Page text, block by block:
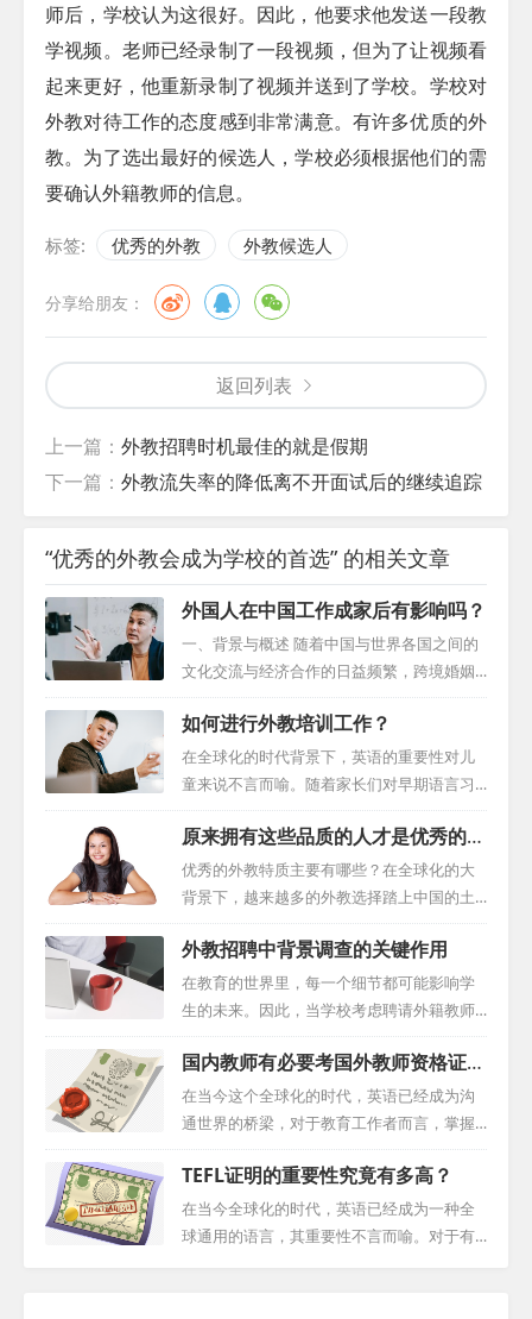
师后，学校认为这很好。因此，他要求他发送一段教
学视频。老师已经录制了一段视频，但为了让视频看
起来更好，他重新录制了视频并送到了学校。学校对
外教对待工作的态度感到非常满意。有许多优质的外
教。为了选出最好的候选人，学校必须根据他们的需
要确认外籍教师的信息。
标签: 优秀的外教 外教候选人
分享给朋友：
返回列表
上一篇： 外教招聘时机最佳的就是假期
下一篇： 外教流失率的降低离不开面试后的继续追踪
“优秀的外教会成为学校的首选” 的相关文章
外国人在中国工作成家后有影响吗？
一、背景与概述 随着中国与世界各国之间的
文化交流与经济合作的日益频繁，跨境婚姻
的数量也在持续增长。许多外外国人在中国
求职，以实现个人价值或支持家庭。因此，
了解外国人配偶在中国的工作机会及其相关
的法规与程序变得尤为重要。本文将为有此
需求的外国人配偶提供全面的指南。 二、外
国人配偶在中国的工作机会 1. 工作许可的条
件 外国人配偶若想在中国合法工作，需满足
以下基本条件： 年龄与健康状况：申请人需
人应具备相应的专业技能和工作经验。 无犯
罪...
如何进行外教培训工作？
在全球化的时代背景下，英语的重要性对儿
童来说不言而喻。随着家长们对早期语言习
得重要性的认识加深，对优质英语教育的需
求也在日益增长。其中，外教在儿童教育中
的作用日益凸显。本文将深入探讨如何有效
地利用外教资源，为儿童提供高质量的英语
教育。 一、培养儿童的英语语感 英语语感的
培养是儿童教育的核心。语音教学作为培养
语感的基石，应当成为外教培训的重点。外
教可以通过教授语音知识、朗读练习和模仿
调，从而培养他们对英语语言的感知和理
解。 二、激发儿童的学习兴趣 对于儿童来
说，兴趣是...
原来拥有这些品质的人才是优秀的外
教
优秀的外教特质主要有哪些？在全球化的大
背景下，越来越多的外教选择踏上中国的土
地，参与到中国的教育事业中。他们带来的
不仅是新颖的教学理念，更是对教育的一种
全新理解和实践。那么，优秀的外教特质究
竟有哪些呢？这篇文章将对此进行深入探
讨。 一、坚实的教育背景：学科知识的深度
与广度 优秀的外教特质首先包括具备扎实的
学科知识基础。在中国，由于教育体制与国
外有所不同，他们需要对中国教育有深入的
学生需求、学习习惯的了解。与此同时，他
们还需要通过如CELTA、PGCE等教育认证，
证明自己...
外教招聘中背景调查的关键作用
在教育的世界里，每一个细节都可能影响学
生的未来。因此，当学校考虑聘请外籍教师
时，这个决定并不仅仅是基于他们的资格或
经验，而是需要一个更为深入和全面的考
量。这就引出了对外教背景调查作用及其重
要性的思考。本文将探讨为什么外教背景调
查在外籍教师招聘过程程中是不可或缺的，
以及它所涉及的各个关键环节。 一、身份信
息的透明度 当我们谈论外籍教师，首先我们
需要确保他们的身份是真实的。护照、签证
国内教师有必要考国外教师资格证书
吗？
在当今这个全球化的时代，英语已经成为沟
通世界的桥梁，对于教育工作者而言，掌握
并精通英语教学不仅是一项技能，更是开启
本地与全球职业机遇的钥匙。对于中国教师
而言，获得TEFL认证不仅是一个选择，更是
对自我专业成长的战略投资。那么，国外教
TEFL证明的重要性究竟有多高？
在当今全球化的时代，英语已经成为一种全
球通用的语言，其重要性不言而喻。对于有